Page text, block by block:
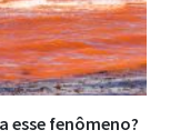
esse fenômeno?